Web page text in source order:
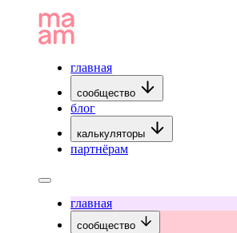
главная
сообщество
блог
калькуляторы
партнёрам
главная
сообщество